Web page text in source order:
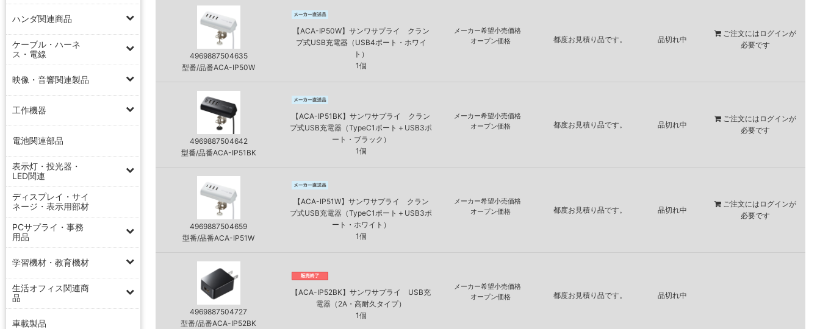
ハンダ関連商品
ケーブル・ハーネ
ス・電線
映像・音響関連製品
工作機器
電池関連部品
表示灯・投光器・
LED関連
ディスプレイ・サイ
ネージ・表示用部材
PCサプライ・事務
用品
学習機材・教育機材
生活オフィス関連商
品
車載製品
4969887504635
型番/品番ACA-IP50W
【ACA-IP50W】サンワサプライ クラン
プ式USB充電器（USB4ポート・ホワイ
ト）
1個
メーカー希望小売価格
オープン価格
都度お見積り品です。 品切れ中
ご注文には ログインが
必要です
4969887504642
型番/品番ACA-IP51BK
【ACA-IP51BK】サンワサプライ クラン
プ式USB充電器（TypeC1ポート＋USB3ポ
ート・ブラック）
1個
メーカー希望小売価格
オープン価格
都度お見積り品です。 品切れ中
ご注文には ログインが
必要です
4969887504659
型番/品番ACA-IP51W
【ACA-IP51W】サンワサプライ クラン
プ式USB充電器（TypeC1ポート＋USB3ポ
ート・ホワイト）
1個
メーカー希望小売価格
オープン価格
都度お見積り品です。 品切れ中
ご注文には ログインが
必要です
4969887504727
型番/品番ACA-IP52BK
【ACA-IP52BK】サンワサプライ USB充
電器（2A・高耐久タイプ）
1個
メーカー希望小売価格
オープン価格
都度お見積り品です。 品切れ中